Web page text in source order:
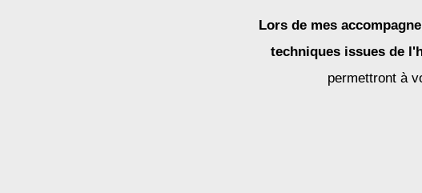
Lors de mes
techniques issues de
permettront à